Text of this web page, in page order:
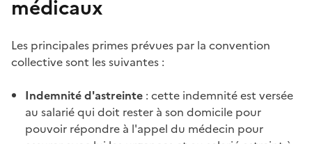
médicaux
Les principales primes prévues par la convention
collectivesont les suivantes :
Indemnité d'astreinte : cette indemnité est versée
au salarié qui doit rester à son domicile pour
pouvoir répondre à l'appel du médecin pour